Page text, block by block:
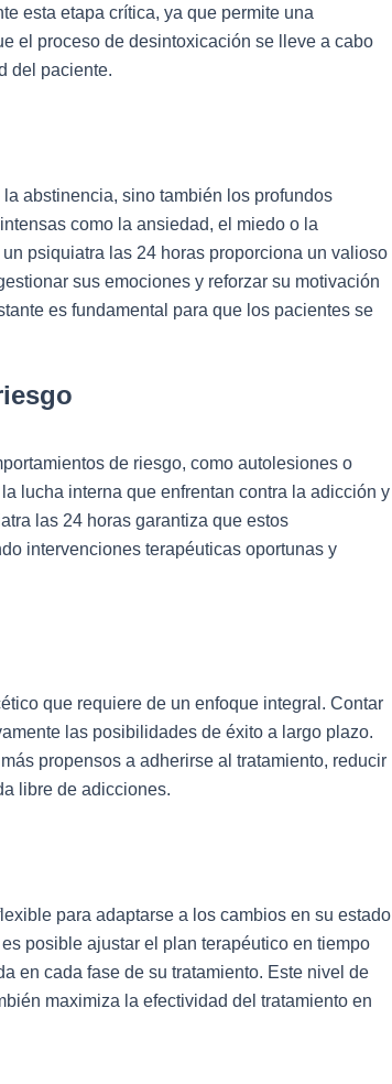
esta etapa crítica, ya que permite una
el proceso de desintoxicación se lleve a cabo
del paciente.
abstinencia, sino también los profundos
como la ansiedad, el miedo o la
psiquiatra las 24 horas proporciona un valioso
sus emociones y reforzar su motivación
es fundamental para que los pacientes se
de riesgo, como autolesiones o
lucha interna que enfrentan contra la adicción y
las 24 horas garantiza que estos
intervenciones terapéuticas oportunas y
que requiere de un enfoque integral. Contar
las posibilidades de éxito a largo plazo.
propensos a adherirse al tratamiento, reducir
libre de adicciones.
para adaptarse a los cambios en su estado
posible ajustar el plan terapéutico en tiempo
en cada fase de su tratamiento. Este nivel de
maximiza la efectividad del tratamiento en